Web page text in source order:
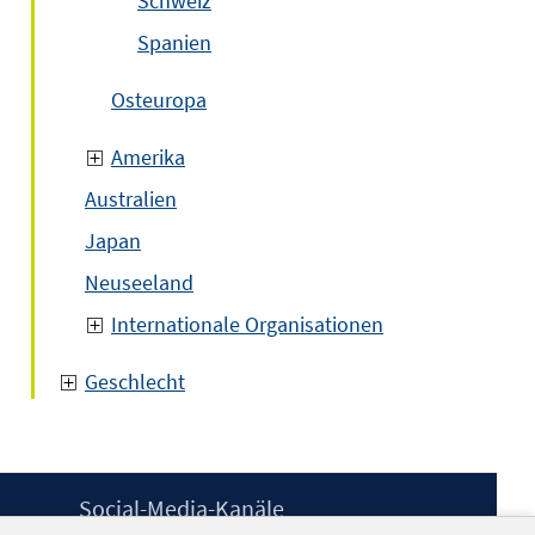
Spanien
Osteuropa
Amerika
Australien
Japan
Neuseeland
Internationale Organisationen
Geschlecht
Social-Media-Kanäle